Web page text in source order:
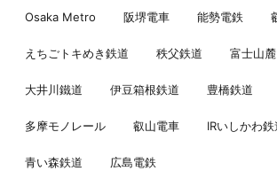
Osaka Metro 阪堺電車 能勢電鉄
えちごトキめき鉄道 秩父鉄道 富士山
大井川鐵道 伊豆箱根鉄道 豊橋鉄道
多摩モノレール 叡山電車 IRいしかわ鉄
青い森鉄道 広島電鉄